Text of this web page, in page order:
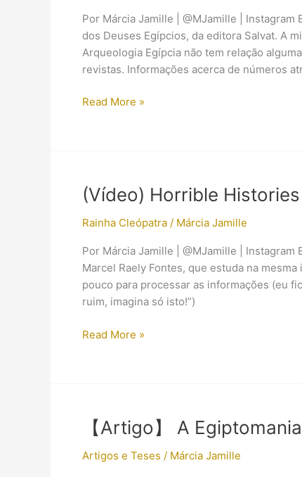
Por Márcia Jamille | @MJamille |
dos Deuses Egípcios, da editora Salvat. A
Arqueologia Egípcia não tem relação
revistas. Informações acerca de números
Revista
Volume
6
(Hórus),
saiu
Read More »
(Vídeo) Horrible
Rainha Cleópatra / Márcia Jamille
Por Márcia Jamille | @MJamille |
Marcel Raely Fontes, que estuda na
pouco para processar as informações (eu
ruim, imagina só isto!”)
(Vídeo)
Song
Read More »
【Artigo】 A
Artigos e Teses / Márcia Jamille